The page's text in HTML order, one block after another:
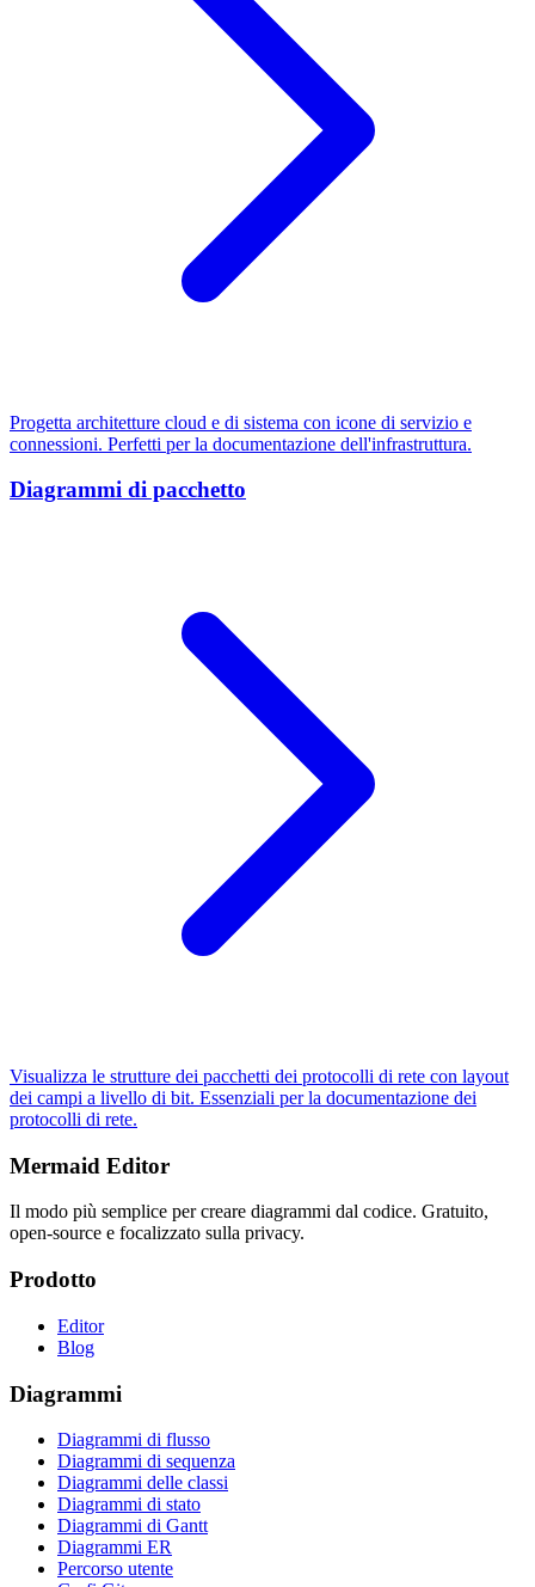
Progetta architetture cloud e di sistema con icone di servizio e
connessioni. Perfetti per la documentazione dell'infrastruttura.
Diagrammi di pacchetto
Visualizza le strutture dei pacchetti dei protocolli di rete con layout
dei campi a livello di bit. Essenziali per la documentazione dei
protocolli di rete.
Mermaid Editor
Il modo più semplice per creare diagrammi dal codice. Gratuito,
open-source e focalizzato sulla privacy.
Prodotto
Editor
Blog
Diagrammi
Diagrammi di flusso
Diagrammi di sequenza
Diagrammi delle classi
Diagrammi di stato
Diagrammi di Gantt
Diagrammi ER
Percorso utente